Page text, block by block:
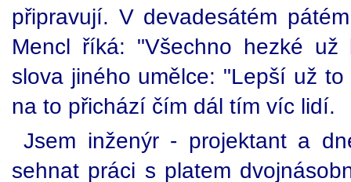
připravují. V devadesátém
Mencl říká: "Všechno hezké
slova jiného umělce: "Lepší už
na to přichází čím dál tím víc lidí.
Jsem inženýr - projektant a
sehnat práci s platem